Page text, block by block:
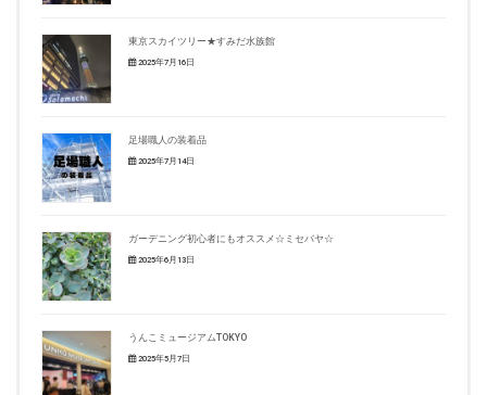
東京スカイツリー★すみだ水族館
2025年7月16日
足場職人の装着品
2025年7月14日
ガーデニング初心者にもオススメ☆ミセバヤ☆
2025年6月13日
うんこミュージアムTOKYO
2025年5月7日